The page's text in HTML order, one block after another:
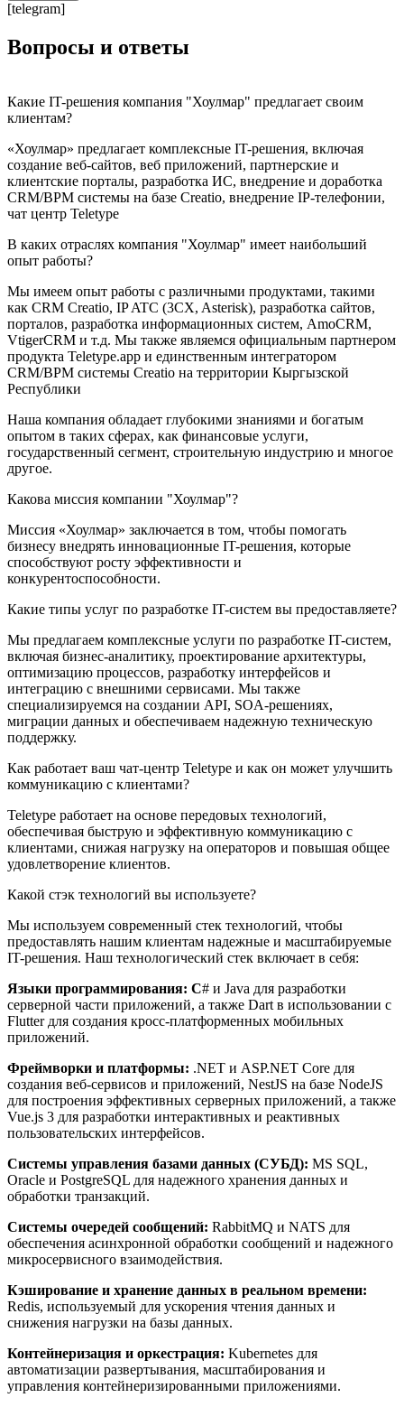
[telegram]
Вопросы и ответы
Какие IT-решения компания "Хоулмар" предлагает своим
клиентам?
«Хоулмар» предлагает комплексные IT-решения, включая
создание веб-сайтов, веб приложений, партнерские и
клиентские порталы, разработка ИС, внедрение и доработка
CRM/BPM системы на базе Creatio, внедрение IP-телефонии,
чат центр Teletype
В каких отраслях компания "Хоулмар" имеет наибольший
опыт работы?
Мы имеем опыт работы с различными продуктами, такими
как CRM Creatio, IP ATC (3CX, Asterisk), разработка сайтов,
порталов, разработка информационных систем, AmoCRM,
VtigerCRM и т.д. Мы также являемся официальным партнером
продукта Teletype.app и единственным интегратором
CRM/BPM системы Creatio на территории Кыргызской
Республики
Наша компания обладает глубокими знаниями и богатым
опытом в таких сферах, как финансовые услуги,
государственный сегмент, строительную индустрию и многое
другое.
Какова миссия компании "Хоулмар"?
Миссия «Хоулмар» заключается в том, чтобы помогать
бизнесу внедрять инновационные IT-решения, которые
способствуют росту эффективности и
конкурентоспособности.
Какие типы услуг по разработке IT-систем вы предоставляете?
Мы предлагаем комплексные услуги по разработке IT-систем,
включая бизнес-аналитику, проектирование архитектуры,
оптимизацию процессов, разработку интерфейсов и
интеграцию с внешними сервисами. Мы также
специализируемся на создании API, SOA-решениях,
миграции данных и обеспечиваем надежную техническую
поддержку.
Как работает ваш чат-центр Teletype и как он может улучшить
коммуникацию с клиентами?
Teletype работает на основе передовых технологий,
обеспечивая быструю и эффективную коммуникацию с
клиентами, снижая нагрузку на операторов и повышая общее
удовлетворение клиентов.
Какой стэк технологий вы используете?
Мы используем современный стек технологий, чтобы
предоставлять нашим клиентам надежные и масштабируемые
IT-решения. Наш технологический стек включает в себя:
Языки программирования: C# и Java для разработки
серверной части приложений, а также Dart в использовании с
Flutter для создания кросс-платформенных мобильных
приложений.
Фреймворки и платформы: .NET и ASP.NET Core для
создания веб-сервисов и приложений, NestJS на базе NodeJS
для построения эффективных серверных приложений, а также
Vue.js 3 для разработки интерактивных и реактивных
пользовательских интерфейсов.
Системы управления базами данных (СУБД): MS SQL,
Oracle и PostgreSQL для надежного хранения данных и
обработки транзакций.
Системы очередей сообщений: RabbitMQ и NATS для
обеспечения асинхронной обработки сообщений и надежного
микросервисного взаимодействия.
Кэширование и хранение данных в реальном времени:
Redis, используемый для ускорения чтения данных и
снижения нагрузки на базы данных.
Контейнеризация и оркестрация: Kubernetes для
автоматизации развертывания, масштабирования и
управления контейнеризированными приложениями.